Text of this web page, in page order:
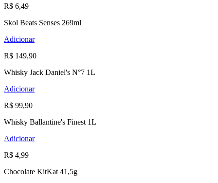
R$ 6,49
Skol Beats Senses 269ml
Adicionar
R$ 149,90
Whisky Jack Daniel's N°7 1L
Adicionar
R$ 99,90
Whisky Ballantine's Finest 1L
Adicionar
R$ 4,99
Chocolate KitKat 41,5g